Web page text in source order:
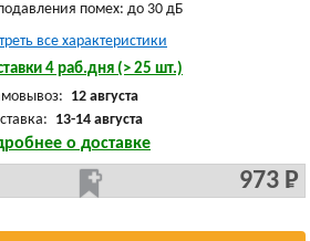
помех: до 30 дБ
все характеристики
4 раб.дня (> 25 шт.)
12 августа
13-14 августа
о доставке
973 Р